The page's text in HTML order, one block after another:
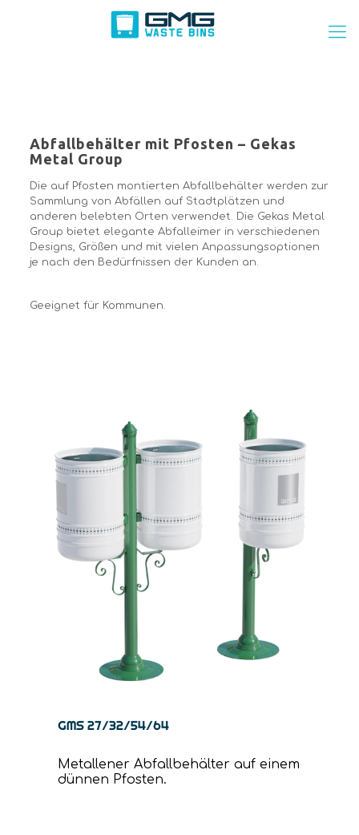
Abfallbehälter mit Pfosten – Gekas
Metal Group
Die auf Pfosten montierten Abfallbehälter werden zur
Sammlung von Abfällen auf Stadtplätzen und
anderen belebten Orten verwendet. Die Gekas Metal
Group bietet elegante Abfalleimer in verschiedenen
Designs, Größen und mit vielen Anpassungsoptionen
je nach den Bedürfnissen der Kunden an.
Geeignet für Kommunen.
GMS 27/32/54/64
Metallener Abfallbehälter auf einem
dünnen Pfosten.